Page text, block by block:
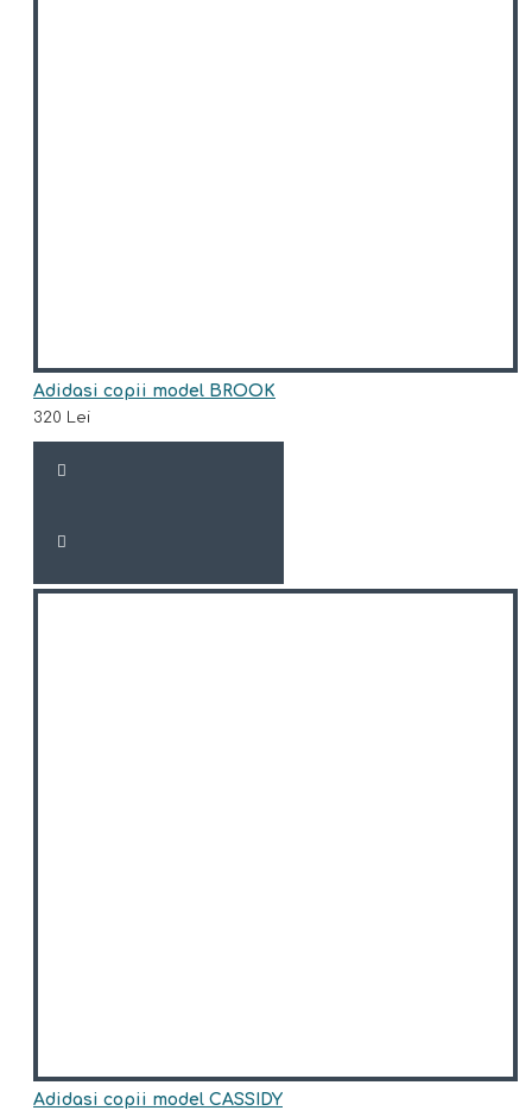
Adidasi copii model BROOK
320 Lei
Adidasi copii model CASSIDY